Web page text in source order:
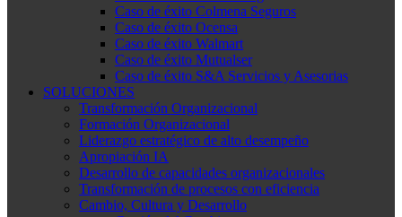
Caso de éxito Colmena Seguros
Caso de éxito Ocensa
Caso de éxito Walmart
Caso de éxito Mutualser
Caso de éxito S&A Servicios y Asesorias
SOLUCIONES
Transformación Organizacional
Formación Organizacional
Liderazgo estratégico de alto desempeño
Apropiación IA
Desarrollo de capacidades organizacionales
Transformación de procesos con eficiencia
Cambio, Cultura y Desarrollo